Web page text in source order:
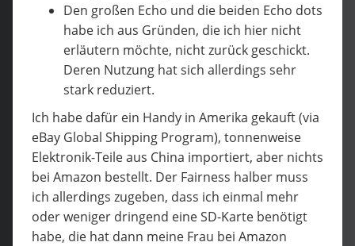
Den großen Echo und die beiden Echo dots
habe ich aus Gründen, die ich hier nicht
erläutern möchte, nicht zurück geschickt.
Deren Nutzung hat sich allerdings sehr
stark reduziert.
Ich habe dafür ein Handy in Amerika gekauft (via
eBay Global Shipping Program), tonnenweise
Elektronik-Teile aus China importiert, aber nichts
bei Amazon bestellt. Der Fairness halber muss
ich allerdings zugeben, dass ich einmal mehr
oder weniger dringend eine SD-Karte benötigt
habe, die hat dann meine Frau bei Amazon